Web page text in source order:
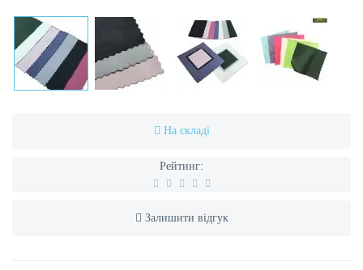
На складі
Рейтинг:
Залишити відгук